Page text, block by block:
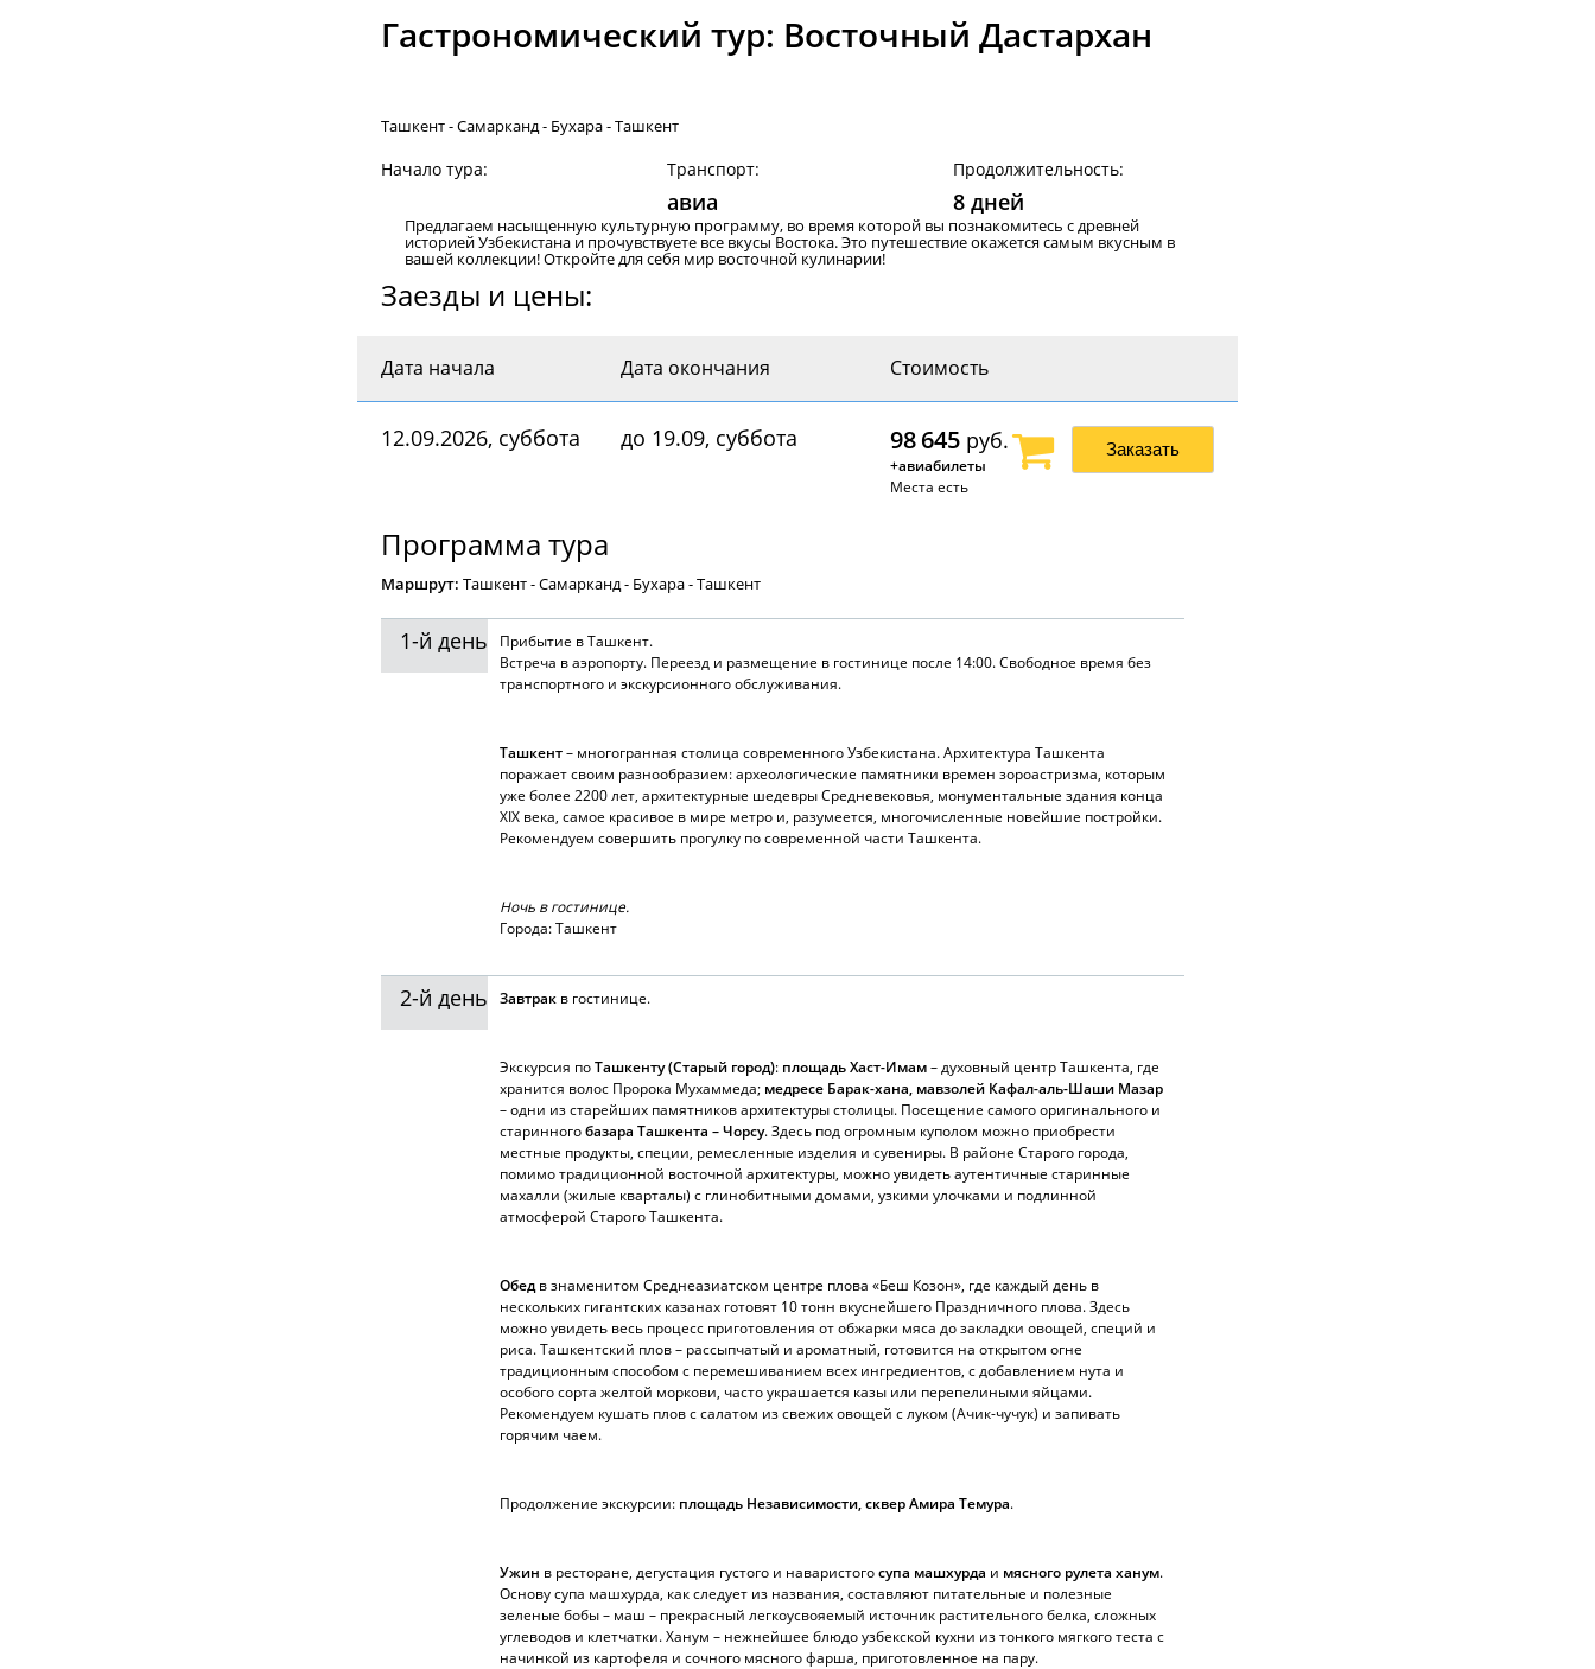
Гастрономический тур: Восточный Дастархан
Ташкент - Самарканд - Бухара - Ташкент
Начало тура: Транспорт:
авиа
Продолжительность:
8 дней
Предлагаем насыщенную культурную программу, во время которой вы познакомитесь с древней
историей Узбекистана и прочувствуете все вкусы Востока. Это путешествие окажется самым вкусным в
вашей коллекции! Откройте для себя мир восточной кулинарии!
Заезды и цены:
Дата начала Дата окончания Стоимость
12.09.2026, суббота до 19.09, суббота 98 645руб.
+авиабилеты
Места есть
Заказать
Программа тура
Маршрут: Ташкент - Самарканд - Бухара - Ташкент
1-й день
Прибытие в Ташкент.
Встреча в аэропорту. Переезд и размещение в гостинице после 14:00. Свободное время без
транспортного и экскурсионного обслуживания.
Ташкент– многогранная столица современного Узбекистана. Архитектура Ташкента
поражает своим разнообразием: археологические памятники времен зороастризма, которым
уже более 2200 лет, архитектурные шедевры Средневековья, монументальные здания конца
XIX века, самое красивое в мире метро и, разумеется, многочисленные новейшие постройки.
Рекомендуем совершить прогулку по современной части Ташкента.
Ночь в гостинице.
Города: Ташкент
2-й день Завтрак в гостинице.
Экскурсия поТашкенту (Старый город): площадь Хаст-Имам– духовный центр Ташкента, где
хранится волос Пророка Мухаммеда; медресе Барак-хана, мавзолей Кафал-аль-Шаши Мазар
– одни из старейших памятников архитектуры столицы. Посещение самого оригинального и
старинногобазара Ташкента – Чорсу. Здесь под огромным куполом можно приобрести
местные продукты, специи, ремесленные изделия и сувениры. В районе Старого города,
помимо традиционной восточной архитектуры, можно увидеть аутентичные старинные
махалли (жилые кварталы) с глинобитными домами, узкими улочками и подлинной
атмосферой Старого Ташкента.
Обедв знаменитом Среднеазиатском центре плова «Беш Козон», где каждый день в
нескольких гигантских казанах готовят 10 тонн вкуснейшего Праздничного плова. Здесь
можно увидеть весь процесс приготовления от обжарки мяса до закладки овощей, специй и
риса. Ташкентский плов – рассыпчатый и ароматный, готовится на открытом огне
традиционным способом с перемешиванием всех ингредиентов, с добавлением нута и
особого сорта желтой моркови, часто украшается казы или перепелиными яйцами.
Рекомендуем кушать плов с салатом из свежих овощей с луком (Ачик-чучук) и запивать
горячим чаем.
Продолжение экскурсии: площадь Независимости, сквер Амира Темура.
Ужин в ресторане, дегустация густого и наваристогосупа машхурда и мясного рулета ханум.
Основу супа машхурда, как следует из названия, составляют питательные и полезные
зеленые бобы – маш – прекрасный легкоусвояемый источник растительного белка, сложных
углеводов и клетчатки. Ханум – нежнейшее блюдо узбекской кухни из тонкого мягкого теста с
начинкой из картофеля и сочного мясного фарша, приготовленное на пару.